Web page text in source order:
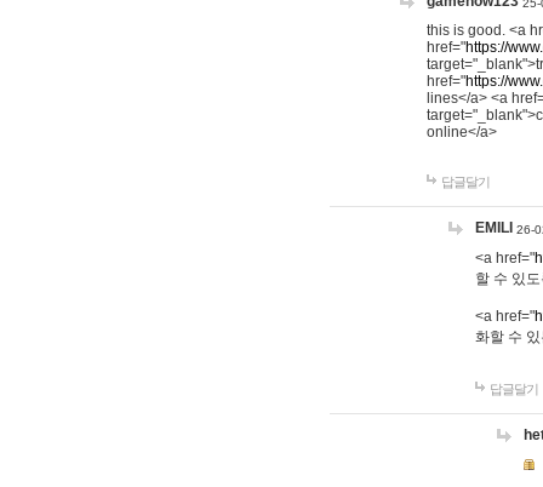
25-
this is good. <a
href="https://
href="https://
lines</a> <a
online</a>
답글달기
EMILI 26-
<a href="
할 수 있
<a href="
화할 수
답글달기